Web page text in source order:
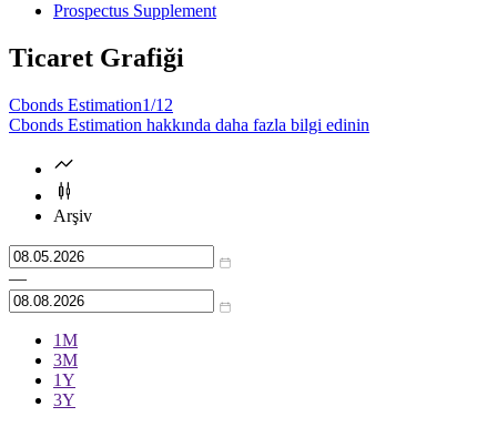
Prospectus Supplement
Ticaret Grafiği
Cbonds Estimation1/12
Cbonds Estimation hakkında daha fazla bilgi edinin
Arşiv
—
1М
3М
1Y
3Y